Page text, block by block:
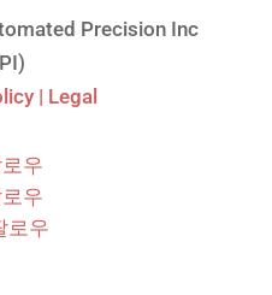
Precision Inc
| Legal
우
우
로우